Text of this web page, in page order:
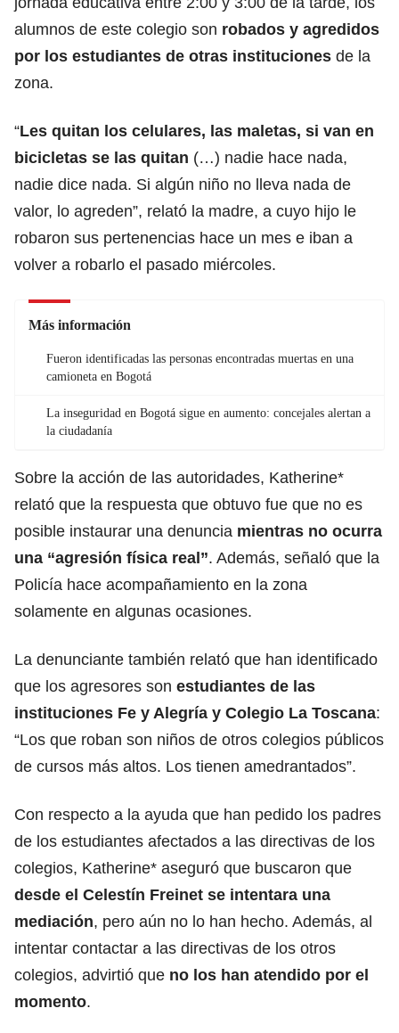
alumnos de este colegio son robados y agredidos
por los estudiantes de otras instituciones de la
zona.
“Les quitan los celulares, las maletas, si van en
bicicletas se las quitan (…) nadie hace nada,
nadie dice nada. Si algún niño no lleva nada de
valor, lo agreden”, relató la madre, a cuyo hijo le
robaron sus pertenencias hace un mes e iban a
volver a robarlo el pasado miércoles.
Más información
Fueron identificadas las personas encontradas muertas en una
camioneta en Bogotá
La inseguridad en Bogotá sigue en aumento: concejales alertan a
la ciudadanía
Sobre la acción de las autoridades, Katherine*
relató que la respuesta que obtuvo fue que no es
posible instaurar una denuncia mientras no ocurra
una “agresión física real”. Además, señaló que la
Policía hace acompañamiento en la zona
solamente en algunas ocasiones.
La denunciante también relató que han identificado
que los agresores son estudiantes de las
instituciones Fe y Alegría y Colegio La Toscana:
“Los que roban son niños de otros colegios públicos
de cursos más altos. Los tienen amedrantados”.
Con respecto a la ayuda que han pedido los padres
de los estudiantes afectados a las directivas de los
colegios, Katherine* aseguró que buscaron que
desde el Celestín Freinet se intentara una
mediación, pero aún no lo han hecho. Además, al
intentar contactar a las directivas de los otros
colegios, advirtió que no los han atendido por el
momento.